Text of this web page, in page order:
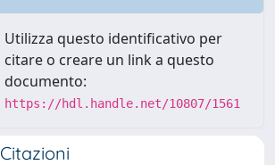
Utilizza questo identificativo per
citare o creare un link a questo
documento:
https://hdl.handle.net/10807/1561
Citazioni